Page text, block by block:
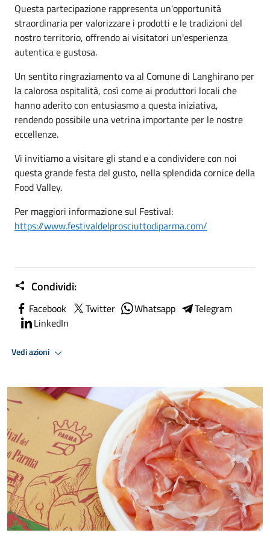
Questa partecipazione rappresenta un'opportunità
straordinaria per valorizzare i prodotti e le tradizioni del
nostro territorio, offrendo ai visitatori un'esperienza
autentica e gustosa.
Un sentito ringraziamento va al Comune di Langhirano per
la calorosa ospitalità, così come ai produttori locali che
hanno aderito con entusiasmo a questa iniziativa,
rendendo possibile una vetrina importante per le nostre
eccellenze.
Vi invitiamo a visitare gli stand e a condividere con noi
questa grande festa del gusto, nella splendida cornice della
Food Valley.
Per maggiori informazione sul Festival:
https://www.festivaldelprosciuttodiparma.com/
Condividi:
Facebook Twitter Whatsapp
Telegram
LinkedIn
Vedi azioni